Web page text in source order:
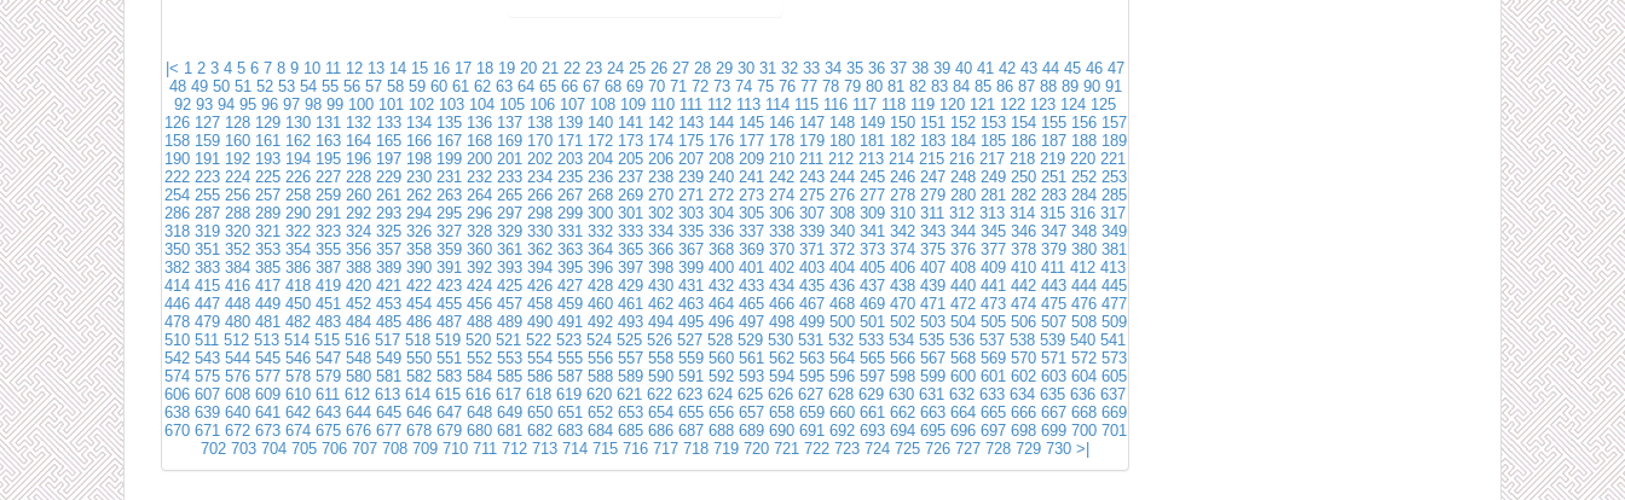
|< 1 2 3 4 5 6 7 8 9 10 11 12 13 14 15 16 17 18 19 20 21 22 23 24 25 26 27 28 29 30 31 32 33 34 35 36 37 38 39 40 41 42 43 44 45 46 47
48 49 50 51 52 53 54 55 56 57 58 59 60 61 62 63 64 65 66 67 68 69 70 71 72 73 74 75 76 77 78 79 80 81 82 83 84 85 86 87 88 89 90 91
92 93 94 95 96 97 98 99 100 101 102 103 104 105 106 107 108 109 110 111 112 113 114 115 116 117 118 119 120 121 122 123 124 125
126 127 128 129 130 131 132 133 134 135 136 137 138 139 140 141 142 143 144 145 146 147 148 149 150 151 152 153 154 155 156 157
158 159 160 161 162 163 164 165 166 167 168 169 170 171 172 173 174 175 176 177 178 179 180 181 182 183 184 185 186 187 188 189
190 191 192 193 194 195 196 197 198 199 200 201 202 203 204 205 206 207 208 209 210 211 212 213 214 215 216 217 218 219 220 221
222 223 224 225 226 227 228 229 230 231 232 233 234 235 236 237 238 239 240 241 242 243 244 245 246 247 248 249 250 251 252 253
254 255 256 257 258 259 260 261 262 263 264 265 266 267 268 269 270 271 272 273 274 275 276 277 278 279 280 281 282 283 284 285
286 287 288 289 290 291 292 293 294 295 296 297 298 299 300 301 302 303 304 305 306 307 308 309 310 311 312 313 314 315 316 317
318 319 320 321 322 323 324 325 326 327 328 329 330 331 332 333 334 335 336 337 338 339 340 341 342 343 344 345 346 347 348 349
350 351 352 353 354 355 356 357 358 359 360 361 362 363 364 365 366 367 368 369 370 371 372 373 374 375 376 377 378 379 380 381
382 383 384 385 386 387 388 389 390 391 392 393 394 395 396 397 398 399 400 401 402 403 404 405 406 407 408 409 410 411 412 413
414 415 416 417 418 419 420 421 422 423 424 425 426 427 428 429 430 431 432 433 434 435 436 437 438 439 440 441 442 443 444 445
446 447 448 449 450 451 452 453 454 455 456 457 458 459 460 461 462 463 464 465 466 467 468 469 470 471 472 473 474 475 476 477
478 479 480 481 482 483 484 485 486 487 488 489 490 491 492 493 494 495 496 497 498 499 500 501 502 503 504 505 506 507 508 509
510 511 512 513 514 515 516 517 518 519 520 521 522 523 524 525 526 527 528 529 530 531 532 533 534 535 536 537 538 539 540 541
542 543 544 545 546 547 548 549 550 551 552 553 554 555 556 557 558 559 560 561 562 563 564 565 566 567 568 569 570 571 572 573
574 575 576 577 578 579 580 581 582 583 584 585 586 587 588 589 590 591 592 593 594 595 596 597 598 599 600 601 602 603 604 605
606 607 608 609 610 611 612 613 614 615 616 617 618 619 620 621 622 623 624 625 626 627 628 629 630 631 632 633 634 635 636 637
638 639 640 641 642 643 644 645 646 647 648 649 650 651 652 653 654 655 656 657 658 659 660 661 662 663 664 665 666 667 668 669
670 671 672 673 674 675 676 677 678 679 680 681 682 683 684 685 686 687 688 689 690 691 692 693 694 695 696 697 698 699 700 701
702 703 704 705 706 707 708 709 710 711 712 713 714 715 716 717 718 719 720 721 722 723 724 725 726 727 728 729 730 >|